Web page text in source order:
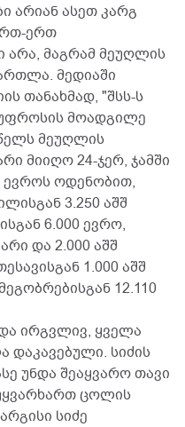
არიან ასეთ კარგ
ერთ
არა, მაგრამ მეუღლის
მედიაში
თანახმად, "შსს-ს
მოადგილე
მეუღლის
მიიღო 24-ჯერ, ჯამში
ევროს ოდენობით,
3.250 აშშ
6.000 ევრო,
და 2.000 აშშ
1.000 აშშ
12.110
ირგვლივ, ყველა
დაკავებული. სიძის
უნდა შეაყვარო თავი
ცოლის
სიძე